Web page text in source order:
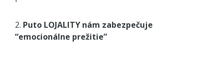
2. Puto LOJALITY nám zabezpečuje
“emocionálne prežitie”